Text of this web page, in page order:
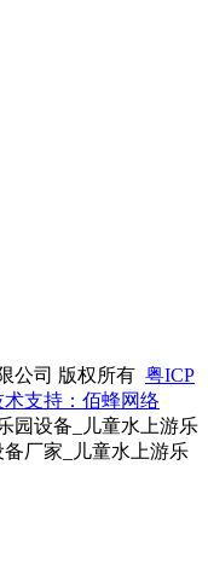
公司 版权所有 粤ICP
术支持：佰蜂网络
园设备_儿童水上游乐
厂家_儿童水上游乐